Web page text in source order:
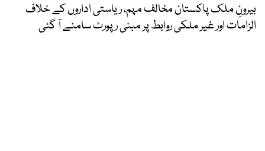
بیرونِ ملک پاکستان مخالف مہم، ریاستی اداروں کے خلاف
الزامات اور غیر ملکی روابط پر مبنی رپورٹ سامنے آ گئی